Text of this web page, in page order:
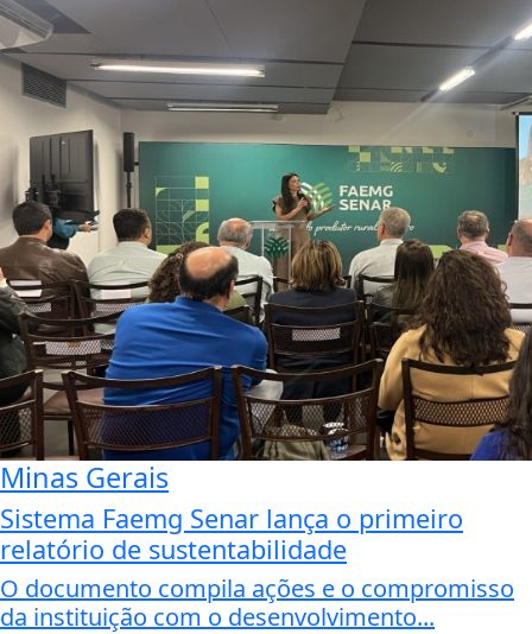
Minas Gerais
Sistema Faemg Senar lança o primeiro
relatório de sustentabilidade
O documento compila ações e o compromisso
da instituição com o desenvolvimento...